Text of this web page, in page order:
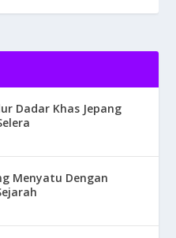
Dadar Khas Jepang
Menyatu Dengan